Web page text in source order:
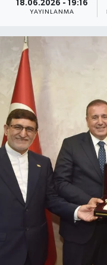
18.06.2026 - 19:16
YAYINLANMA